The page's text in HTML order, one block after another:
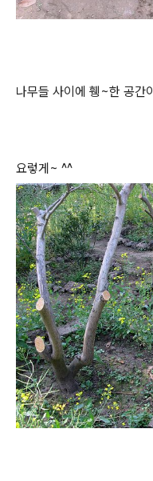
나무들 사이에 휑~한 공간
요렇게~ ^^